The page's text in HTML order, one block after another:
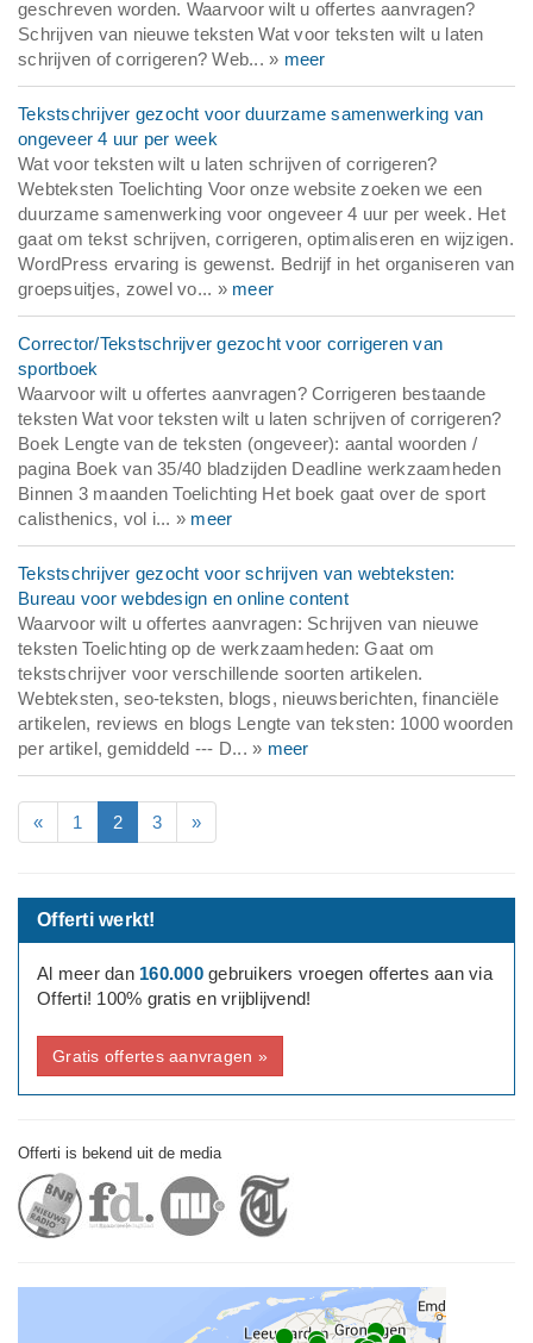
geschreven worden. Waarvoor wilt u offertes aanvragen?
Schrijven van nieuwe teksten Wat voor teksten wilt u laten
schrijven of corrigeren? Web... » meer
Tekstschrijver gezocht voor duurzame samenwerking van
ongeveer 4 uur per week
Wat voor teksten wilt u laten schrijven of corrigeren?
Webteksten Toelichting Voor onze website zoeken we een
duurzame samenwerking voor ongeveer 4 uur per week. Het
gaat om tekst schrijven, corrigeren, optimaliseren en wijzigen.
WordPress ervaring is gewenst. Bedrijf in het organiseren van
groepsuitjes, zowel vo... » meer
Corrector/Tekstschrijver gezocht voor corrigeren van
sportboek
Waarvoor wilt u offertes aanvragen? Corrigeren bestaande
teksten Wat voor teksten wilt u laten schrijven of corrigeren?
Boek Lengte van de teksten (ongeveer): aantal woorden /
pagina Boek van 35/40 bladzijden Deadline werkzaamheden
Binnen 3 maanden Toelichting Het boek gaat over de sport
calisthenics, vol i... » meer
Tekstschrijver gezocht voor schrijven van webteksten:
Bureau voor webdesign en online content
Waarvoor wilt u offertes aanvragen: Schrijven van nieuwe
teksten Toelichting op de werkzaamheden: Gaat om
tekstschrijver voor verschillende soorten artikelen.
Webteksten, seo-teksten, blogs, nieuwsberichten, financiële
artikelen, reviews en blogs Lengte van teksten: 1000 woorden
per artikel, gemiddeld --- D... » meer
« 1 2 3 »
Offerti werkt!
Al meer dan 160.000gebruikers vroegen offertes aan via
Offerti! 100% gratis en vrijblijvend!
Gratis offertes aanvragen »
Offerti is bekend uit de media